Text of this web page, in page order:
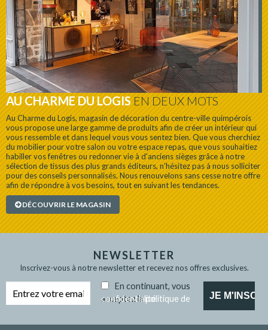
AU CHARME DU LOGISEN DEUX MOTS
Au Charme du Logis, magasin de décoration du centre-ville quimpérois
vous propose une large gamme de produits afin de créer un intérieur qui
vous ressemble et dans lequel vous vous sentez bien. Que vous cherchiez
du mobilier pour votre salon ou votre espace repas, que vous souhaitiez
habiller vos fenêtres ou redonner vie à d'anciens sièges grâce à notre
sélection de tissus des plus grands éditeurs, n'hésitez pas à nous solliciter
pour des conseils personnalisés. Nous renouvelons sans cesse notre offre
afin de répondre à vos besoins, tout en suivant les tendances.
DÉCOUVRIR LE MAGASIN
NEWSLETTER
Inscrivez-vous à notre newsletter et recevez nos offres exclusives.
En continuant, vous
acceptez la
politique de confidentialité